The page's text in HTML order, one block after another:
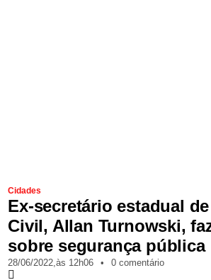
Cidades
Ex-secretário estadual
Civil, Allan Turnowski,
sobre segurança pública
28/06/2022,às 12h06 • 0 comentário